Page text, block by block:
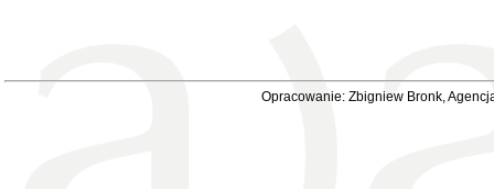
Opracowanie: Zbigniew Bronk,